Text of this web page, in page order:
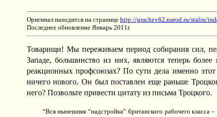
Оригинал находится на странице http://grachev62.narod.ru/stalin/
Последнее обновление Январь 2011г.
Товарищи! Мы переживаем период собирания сил,
Западе, большинство из них, являются теперь
реакционных профсоюзах? По сути дела именно
ничего нового. Он был поставлен еще раньше
него? Позвольте привести цитату из письма Троцкого.
“Вся нынешняя “надстройка” британского рабочего